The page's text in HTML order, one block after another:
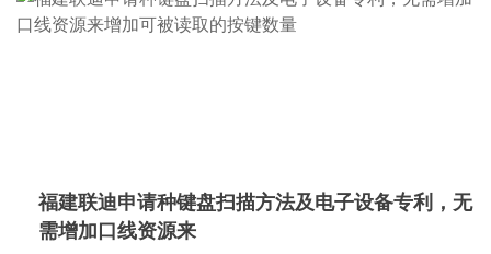
福建联迪申请种键盘扫描方法及电子设备专利，无
需增加口线资源来